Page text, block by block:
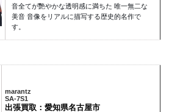
音全てが艷やかな透明感に満ちた 唯一無二な
美音 音像をリアルに描写する歴史的名作で
す。
marantz
SA-7S1
出張買取：愛知県名古屋市